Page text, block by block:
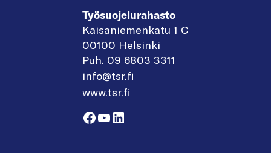
Työsuojelurahasto
Kaisaniemenkatu 1 C
00100 Helsinki
Puh. 09 6803 3311
info@tsr.fi
www.tsr.fi
Facebook
YouTube
LinkedIn